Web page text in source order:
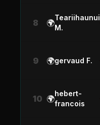
8 🌍
Teariihaunui
M.
9 🌍gervaud F.
10 🌍
hebert-
francois